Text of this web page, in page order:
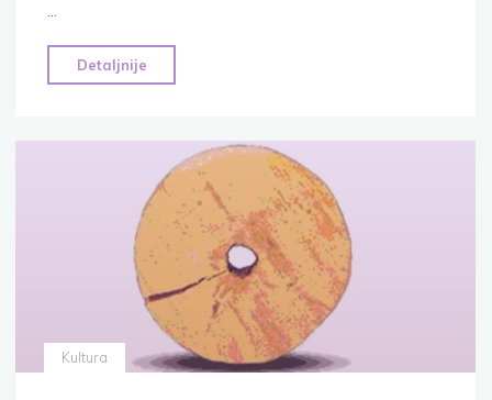
…
Detaljnije
proizvodnje
Kultura